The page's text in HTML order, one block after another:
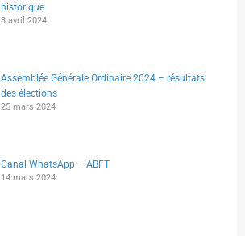
historique
8 avril 2024
Assemblée Générale Ordinaire 2024 – résultats
des élections
25 mars 2024
Canal WhatsApp – ABFT
14 mars 2024